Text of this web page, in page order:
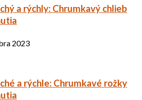
a rýchly: Chrumkavý chlieb
2023
a rýchle: Chrumkavé rožky